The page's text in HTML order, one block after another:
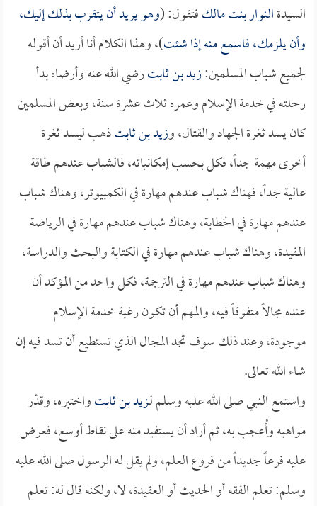
السيدةالنوار بنت مالكفتقول: (وهو يريد أن يتقرب بذلك إليك،
وأن يلزمك، فاسمع منه إذا شئت)، وهذا الكلام أنا أريد أن أقوله
لجميع شباب المسلمين:زيد بن ثابترضي الله عنه وأرضاه بدأ
رحلته في خدمة الإسلام وعمره ثلاث عشرة سنة، وبعض المسلمين
كان يسد ثغرة الجهاد والقتال، وزيد بن ثابتذهب ليسد ثغرة
أخرى مهمة جداً، فكل بحسب إمكانياته، فالشباب عندهم طاقة
عالية جداً، فهناك شباب عندهم مهارة في الكمبيوتر، وهناك شباب
عندهم مهارة في الخطابة، وهناك شباب عندهم مهارة في الرياضة
المفيدة، وهناك شباب عندهم مهارة في الكتابة والبحث والدراسة،
وهناك شباب عندهم مهارة في الترجمة، فكل واحد من المؤكد أن
عنده مجالاً متفوقاً فيه، والمهم أن تكون رغبة خدمة الإسلام
موجودة، وعند ذلك سوف تجد المجال الذي تستطيع أن تسد فيه إن
شاء الله تعالى.
واستمع النبي صلى الله عليه وسلم لـزيد بن ثابتواختبره، وقدّر
مواهبه وأُعجب به، ثم أراد أن يستفيد منه على نقاط أوسع، فعرض
عليه فرعاً جديداً من فروع العلم، ولم يقل له الرسول صلى الله عليه
وسلم: تعلم الفقه أو الحديث أو العقيدة، لا، ولكنه قال له: تعلم